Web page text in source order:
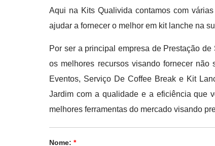
Aqui na Kits Qualivida contamos com
ajudar a fornecer o melhor em kit lanche na
Por ser a principal empresa de Prestação
os melhores recursos visando fornecer não
Eventos, Serviço De Coffee Break e Kit
Jardim com a qualidade e a eficiência que
melhores ferramentas do mercado visando
Nome:*